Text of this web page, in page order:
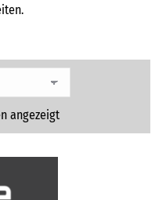
angezeigt